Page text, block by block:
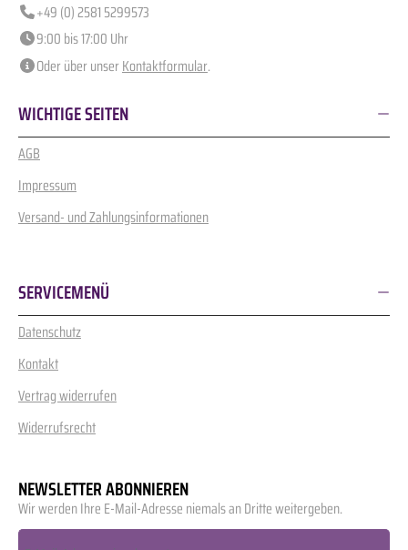
+49 (0) 2581 5299573
9:00 bis 17:00 Uhr
Oder über unserKontaktformular.
WICHTIGE SEITEN
AGB
Impressum
Versand- und Zahlungsinformationen
SERVICEMENÜ
Datenschutz
Kontakt
Vertrag widerrufen
Widerrufsrecht
NEWSLETTER ABONNIEREN
Wir werden Ihre E-Mail-Adresse niemals an Dritte weitergeben.